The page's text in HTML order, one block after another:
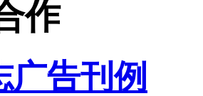
作
广告刊例